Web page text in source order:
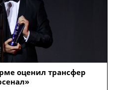
оценил трансфер